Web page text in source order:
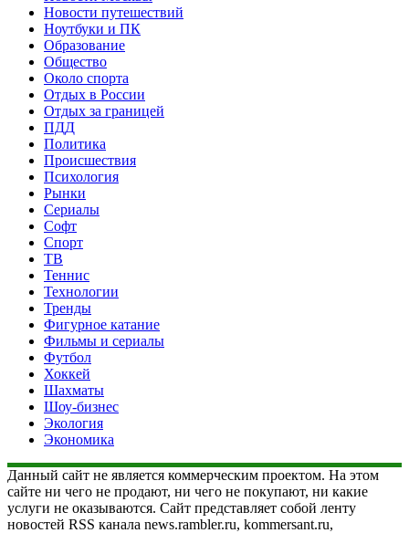
Новости путешествий
Ноутбуки и ПК
Образование
Общество
Около спорта
Отдых в России
Отдых за границей
ПДД
Политика
Происшествия
Психология
Рынки
Сериалы
Софт
Спорт
ТВ
Теннис
Технологии
Тренды
Фигурное катание
Фильмы и сериалы
Футбол
Хоккей
Шахматы
Шоу-бизнес
Экология
Экономика
Данный сайт не является коммерческим проектом. На этом
сайте ни чего не продают, ни чего не покупают, ни какие
услуги не оказываются. Сайт представляет собой ленту
новостей RSS канала news.rambler.ru, kommersant.ru,